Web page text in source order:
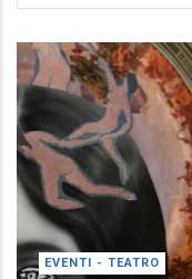
EVENTI - TEATRO